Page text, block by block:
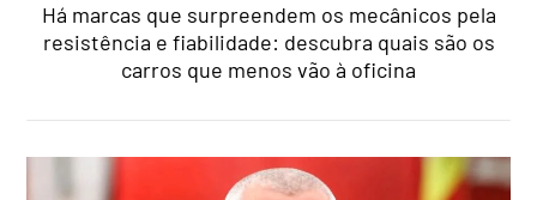
Há marcas que surpreendem os mecânicos pela
resistência e fiabilidade: descubra quais são os
carros que menos vão à oficina